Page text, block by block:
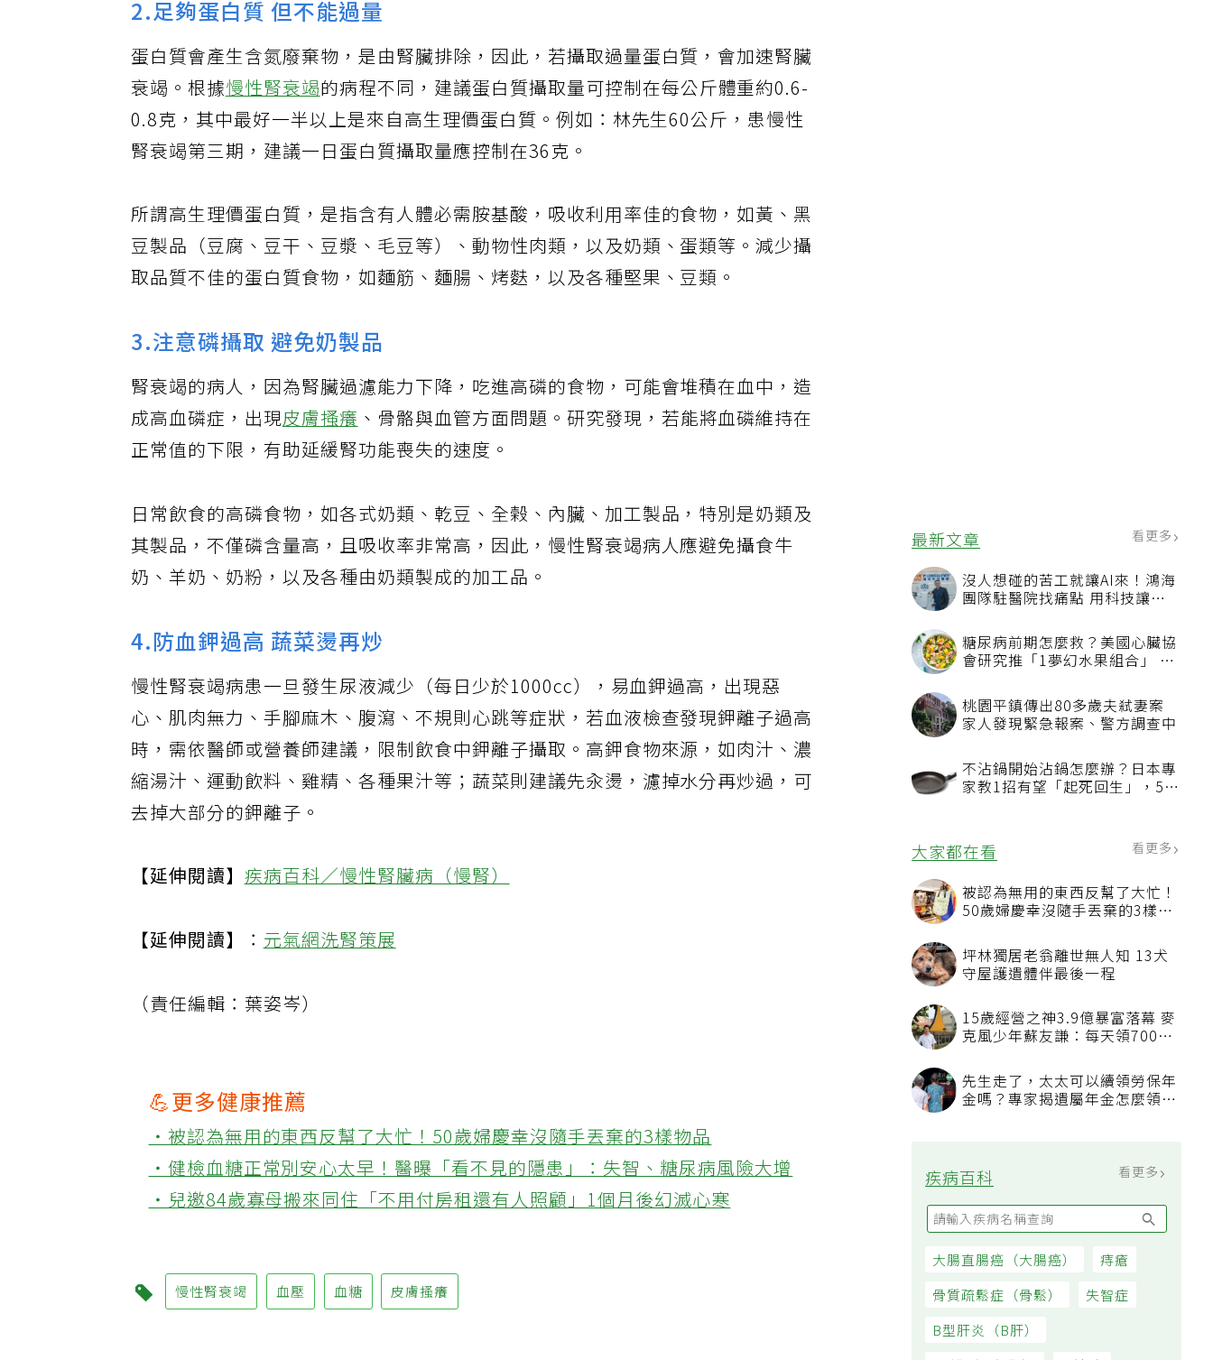
最新文章 看更多
沒人想碰的苦工就讓AI來！鴻海
團隊駐醫院找痛點 用科技讓醫
糖尿病前期怎麼救？美國心臟協
會研究推「1夢幻水果組合」 酪
桃園平鎮傳出80多歲夫弒妻案
家人發現緊急報案、警方調查中
不沾鍋開始沾鍋怎麼辦？日本專
家教1招有望「起死回生」，5情
大家都在看
被認為無用的東西反幫了大忙！
50歲婦慶幸沒隨手丟棄的3樣物
坪林獨居老翁離世無人知 13犬
守屋護遺體伴最後一程
15歲經營之神3.9億暴富落幕 麥
過日子
先生走了，太太可以續領勞保年
疾病百科
2.足夠蛋白質 但不能過量
蛋白質會產生含氮廢棄物，是由腎臟排除，因此，若攝取過量蛋白質，會加速腎臟
衰竭。根據慢性腎衰竭的病程不同，建議蛋白質攝取量可控制在每公斤體重約0.6-
0.8克，其中最好一半以上是來自高生理價蛋白質。例如：林先生60公斤，患慢性
腎衰竭第三期，建議一日蛋白質攝取量應控制在36克。
所謂高生理價蛋白質，是指含有人體必需胺基酸，吸收利用率佳的食物，如黃、黑
豆製品（豆腐、豆干、豆漿、毛豆等）、動物性肉類，以及奶類、蛋類等。減少攝
取品質不佳的蛋白質食物，如麵筋、麵腸、烤麩，以及各種堅果、豆類。
3.注意磷攝取 避免奶製品
腎衰竭的病人，因為腎臟過濾能力下降，吃進高磷的食物，可能會堆積在血中，造
成高血磷症，出現皮膚搔癢 、骨骼與血管方面問題。研究發現，若能將血磷維持在
正常值的下限，有助延緩腎功能喪失的速度。
日常飲食的高磷食物，如各式奶類、乾豆、全榖、內臟、加工製品，特別是奶類及
其製品，不僅磷含量高，且吸收率非常高，因此，慢性腎衰竭病人應避免攝食牛
奶、羊奶、奶粉，以及各種由奶類製成的加工品。
4.防血鉀過高 蔬菜燙再炒
慢性腎衰竭病患一旦發生尿液減少（每日少於1000cc），易血鉀過高，出現惡
心、肌肉無力、手腳麻木、腹瀉、不規則心跳等症狀，若血液檢查發現鉀離子過高
時，需依醫師或營養師建議，限制飲食中鉀離子攝取。高鉀食物來源，如肉汁、濃
縮湯汁、運動飲料、雞精、各種果汁等；蔬菜則建議先汆燙，濾掉水分再炒過，可
去掉大部分的鉀離子。
【延伸閱讀】疾病百科／慢性腎臟病（慢腎）
【延伸閱讀】 ：元氣網洗腎策展
（責任編輯：葉姿岑）
💪更多健康推薦
‧被認為無用的東西反幫了大忙！50歲婦慶幸沒隨手丟棄的3樣物品
‧健檢血糖正常別安心太早！醫曝「看不見的隱患」：失智、糖尿病風險大增
‧兒邀84歲寡母搬來同住「不用付房租還有人照顧」1個月後幻滅心寒
慢性腎衰竭 血壓 血糖 皮膚搔癢